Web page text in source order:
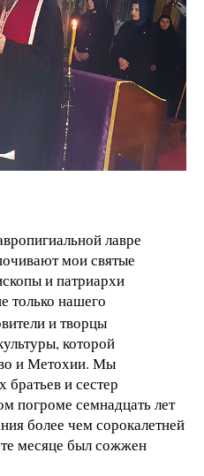
лавре
мои святые
и патриархи
только нашего
и творцы
которой
и Метохии. Мы
и сестер
погроме семнадцать лет
более чем сорокалетней
месяце был сожжен